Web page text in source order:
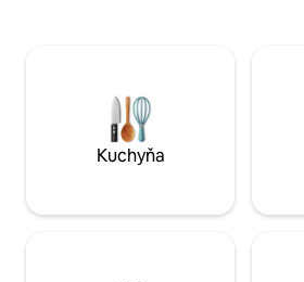
Veľký vchod s dostatkom úložného
priestoru Číslované parkovacie miesto
Posteľná bielizeň k dispozícii
Upratovanie v cene Možnosť
Kuchyňa